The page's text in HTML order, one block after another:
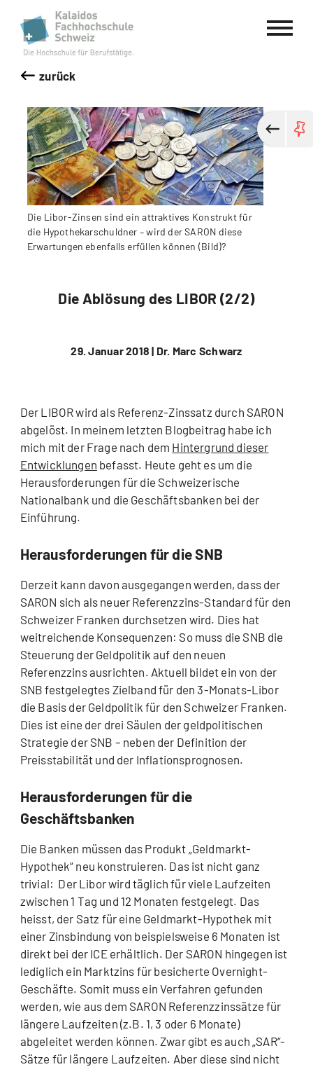
Kalaidos Fachhochschule Schweiz
zurück
Die Libor-Zinsen sind ein attraktives Konstrukt für
die Hypothekarschuldner – wird der SARON diese
Erwartungen ebenfalls erfüllen können (Bild)?
Die Ablösung des LIBOR (2/2)
29. Januar 2018 | Dr. Marc Schwarz
Der LIBOR wird als Referenz-Zinssatz durch SARON
abgelöst. In meinem letzten Blogbeitrag habe ich
mich mit der Frage nach dem Hintergrund dieser
Entwicklungen befasst. Heute geht es um die
Herausforderungen für die Schweizerische
Nationalbank und die Geschäftsbanken bei der
Einführung.
Herausforderungen für die SNB
Derzeit kann davon ausgegangen werden, dass der
SARON sich als neuer Referenzzins-Standard für den
Schweizer Franken durchsetzen wird. Dies hat
weitreichende Konsequenzen: So muss die SNB die
Steuerung der Geldpolitik auf den neuen
Referenzzins ausrichten. Aktuell bildet ein von der
SNB festgelegtes Zielband für den 3-Monats-Libor
die Basis der Geldpolitik für den Schweizer Franken.
Dies ist eine der drei Säulen der geldpolitischen
Strategie der SNB – neben der Definition der
Preisstabilität und der Inflationsprognosen.
Herausforderungen für die
Geschäftsbanken
Die Banken müssen das Produkt „Geldmarkt-
Hypothek“ neu konstruieren. Das ist nicht ganz
trivial: Der Libor wird täglich für viele Laufzeiten
zwischen 1 Tag und 12 Monaten festgelegt. Das
heisst, der Satz für eine Geldmarkt-Hypothek mit
einer Zinsbindung von beispielsweise 6 Monaten ist
direkt bei der ICE erhältlich. Der SARON hingegen ist
lediglich ein Marktzins für besicherte Overnight-
Geschäfte. Somit muss ein Verfahren gefunden
werden, wie aus dem SARON Referenzzinssätze für
längere Laufzeiten (z.B. 1, 3 oder 6 Monate)
abgeleitet werden können. Zwar gibt es auch „SAR“-
Sätze für längere Laufzeiten. Aber diese sind nicht